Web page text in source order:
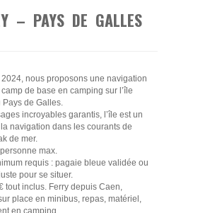
– PAYS DE GALLES
nous proposons une navigation
de base en camping sur l’île
Pays de Galles.
incroyables garantis, l’île est un
navigation dans les courants de
de mer.
max.
requis : pagaie bleue validée ou
pour se situer.
tout inclus. Ferry depuis Caen,
place en minibus, repas, matériel,
en camping